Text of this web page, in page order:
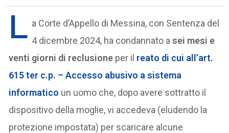
L a Corte d’Appello di Messina, con Sentenza del
4 dicembre 2024, ha condannato a sei mesi e
venti giorni di reclusione per il reato di cui all’art.
615 ter c.p. – Accesso abusivo a sistema
informatico un uomo che, dopo avere sottratto il
dispositivo della moglie, vi accedeva (eludendo la
protezione impostata) per scaricare alcune